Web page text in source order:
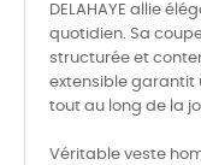
DELAHAYE allie
quotidien. Sa
structurée et
extensible garantit
tout au long de la
Véritable veste